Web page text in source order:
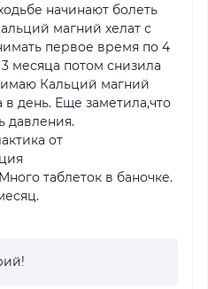
начинают болеть
магний хелат с
первое время по 4
месяца потом снизила
Кальций магний
в день. Еще заметила,что
давления.
от
таблеток в баночке.